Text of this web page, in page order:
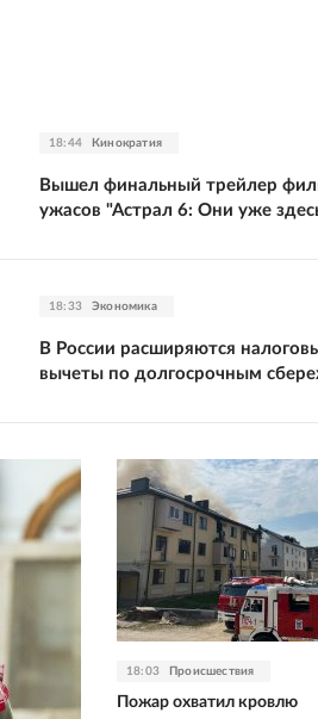
18:44 Кинократия
Вышел финальный трейлер
ужасов "Астрал 6: Они уже
18:33 Экономика
В России расширяются
вычеты по долгосрочным
18:03 Происшествия
Пожар охватил кровлю